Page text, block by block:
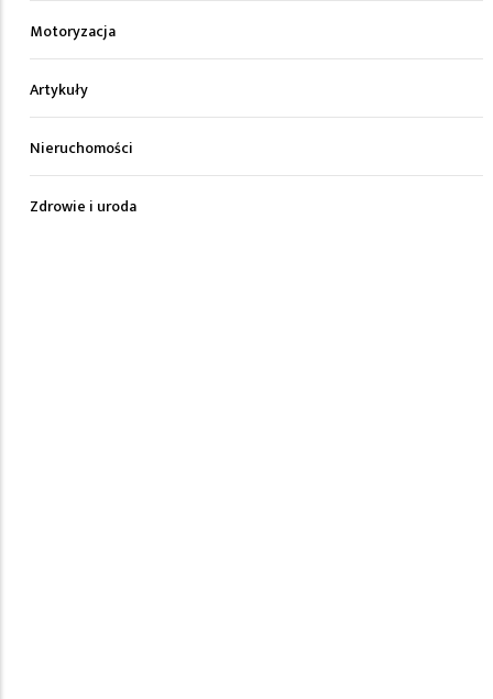
Motoryzacja
Artykuły
Nieruchomości
Zdrowie i uroda